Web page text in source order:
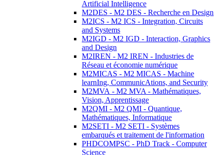
Artificial Intelligence
M2DES - M2 DES - Recherche en Design
M2ICS - M2 ICS - Integration, Circuits
and Systems
M2IGD - M2 IGD - Interaction, Graphics
and Design
M2IREN - M2 IREN - Industries de
Réseau et économie numérique
M2MICAS - M2 MICAS - Machine
learnIng, CommunicAtions, and Security
M2MVA - M2 MVA - Mathématiques,
Vision, Apprentissage
M2QMI - M2 QMI - Quantique,
Mathématiques, Informatique
M2SETI - M2 SETI - Systèmes
embarqués et traitement de l'information
PHDCOMPSC - PhD Track - Computer
Science